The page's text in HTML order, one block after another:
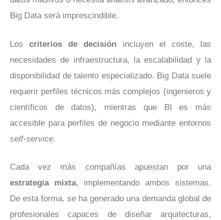
Big Data será imprescindible.
Loscriterios de decisión incluyen el coste, las
necesidades de infraestructura, la escalabilidad y la
disponibilidad de talento especializado. Big Data suele
requerir perfiles técnicos más complejos (ingenieros y
científicos de datos), mientras que BI es más
accesible para perfiles de negocio mediante entornos
self-service.
Cada vez más compañías apuestan por una
estrategia mixta, implementando ambos sistemas.
De esta forma, se ha generado una demanda global de
profesionales capaces de diseñar arquitecturas,